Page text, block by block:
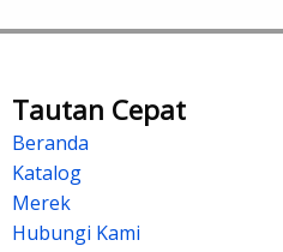
Tautan Cepat
Beranda
Katalog
Merek
Hubungi Kami